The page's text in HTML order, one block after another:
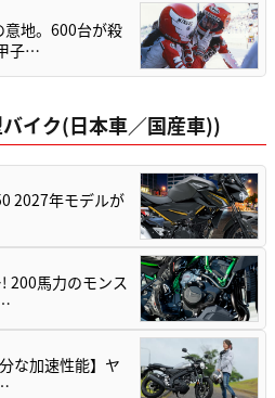
地。600台が殺
子…
イク(日本車／国産車))
2027年モデルが
200馬力のモンス
な加速性能】ヤ